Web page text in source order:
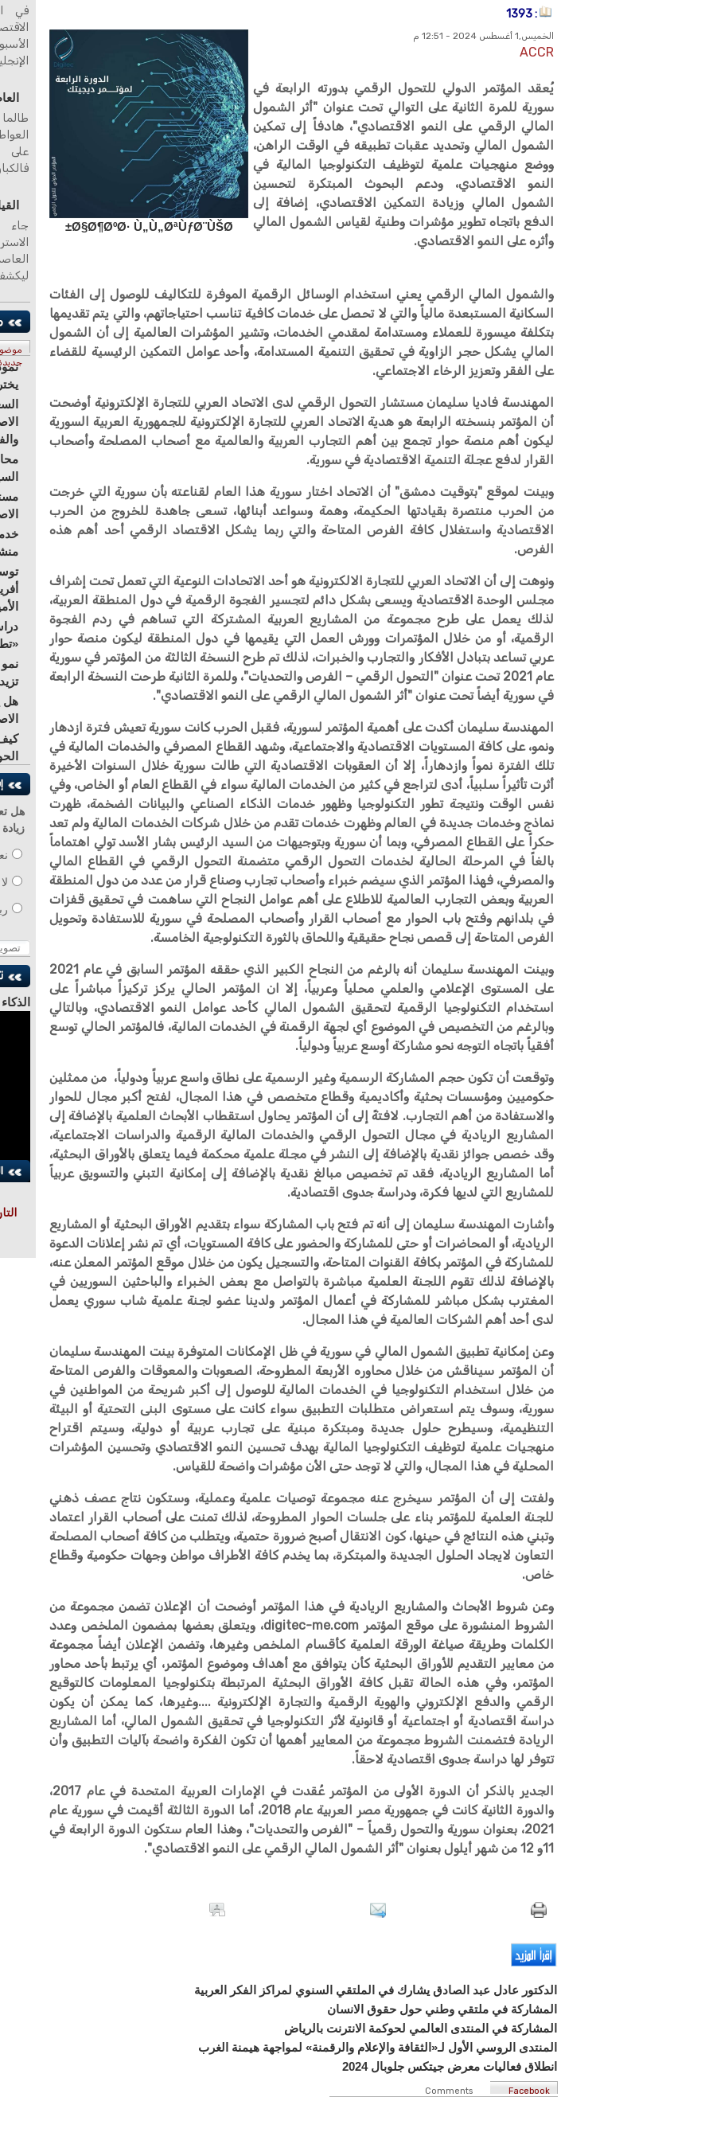
: 1393
الخميس,1 أغسطس 2024 - 12:51 م
ACCR
يُعقد المؤتمر الدولي للتحول الرقمي بدورته الرابعة في
سورية للمرة الثانية على التوالي تحت عنوان "أثر الشمول
المالي الرقمي على النمو الاقتصادي"، هادفاً إلى تمكين
الشمول المالي وتحديد عقبات تطبيقه في الوقت الراهن،
ووضع منهجيات علمية لتوظيف التكنولوجيا المالية في
النمو الاقتصادي، ودعم البحوث المبتكرة لتحسين
الشمول المالي وزيادة التمكين الاقتصادي، إضافة إلى
الدفع باتجاه تطوير مؤشرات وطنية لقياس الشمول المالي
وأثره على النمو الاقتصادي.
Ø§Ø¶ØºØ· Ù„Ù„ØªÙƒØ¨ÙŠØ±
والشمول المالي الرقمي يعني استخدام الوسائل الرقمية الموفرة للتكاليف للوصول إلى الفئات
السكانية المستبعدة مالياً والتي لا تحصل على خدمات كافية تناسب احتياجاتهم، والتي يتم تقديمها
بتكلفة ميسورة للعملاء ومستدامة لمقدمي الخدمات، وتشير المؤشرات العالمية إلى أن الشمول
المالي يشكل حجر الزاوية في تحقيق التنمية المستدامة، وأحد عوامل التمكين الرئيسية للقضاء
على الفقر وتعزيز الرخاء الاجتماعي.
المهندسة فاديا سليمان مستشار التحول الرقمي لدى الاتحاد العربي للتجارة الإلكترونية أوضحت
أن المؤتمر بنسخته الرابعة هو هدية الاتحاد العربي للتجارة الإلكترونية للجمهورية العربية السورية
ليكون أهم منصة حوار تجمع بين أهم التجارب العربية والعالمية مع أصحاب المصلحة وأصحاب
القرار لدفع عجلة التنمية الاقتصادية في سورية.
وبينت لموقع "بتوقيت دمشق" أن الاتحاد اختار سورية هذا العام لقناعته بأن سورية التي خرجت
من الحرب منتصرة بقيادتها الحكيمة، وهمة وسواعد أبنائها، تسعى جاهدة للخروج من الحرب
الاقتصادية واستغلال كافة الفرص المتاحة والتي ربما يشكل الاقتصاد الرقمي أحد أهم هذه
الفرص.
ونوهت إلى أن الاتحاد العربي للتجارة الالكترونية هو أحد الاتحادات النوعية التي تعمل تحت إشراف
مجلس الوحدة الاقتصادية ويسعى بشكل دائم لتجسير الفجوة الرقمية في دول المنطقة العربية،
لذلك يعمل على طرح مجموعة من المشاريع العربية المشتركة التي تساهم في ردم الفجوة
الرقمية، أو من خلال المؤتمرات وورش العمل التي يقيمها في دول المنطقة ليكون منصة حوار
عربي تساعد بتبادل الأفكار والتجارب والخبرات، لذلك تم طرح النسخة الثالثة من المؤتمر في سورية
عام 2021 تحت عنوان "التحول الرقمي – الفرص والتحديات"، وللمرة الثانية طرحت النسخة الرابعة
في سورية أيضاً تحت عنوان "أثر الشمول المالي الرقمي على النمو الاقتصادي".
المهندسة سليمان أكدت على أهمية المؤتمر لسورية، فقبل الحرب كانت سورية تعيش فترة ازدهار
ونمو، على كافة المستويات الاقتصادية والاجتماعية، وشهد القطاع المصرفي والخدمات المالية في
تلك الفترة نمواً وازدهاراً، إلا أن العقوبات الاقتصادية التي طالت سورية خلال السنوات الأخيرة
أثرت تأثيراً سلبياً، أدى لتراجع في كثير من الخدمات المالية سواء في القطاع العام أو الخاص، وفي
نفس الوقت ونتيجة تطور التكنولوجيا وظهور خدمات الذكاء الصناعي والبيانات الضخمة، ظهرت
نماذج وخدمات جديدة في العالم وظهرت خدمات تقدم من خلال شركات الخدمات المالية ولم تعد
حكراً على القطاع المصرفي، وبما أن سورية وبتوجيهات من السيد الرئيس بشار الأسد تولي اهتماماً
بالغاً في المرحلة الحالية لخدمات التحول الرقمي متضمنة التحول الرقمي في القطاع المالي
والمصرفي، فهذا المؤتمر الذي سيضم خبراء وأصحاب تجارب وصناع قرار من عدد من دول المنطقة
العربية وبعض التجارب العالمية للاطلاع على أهم عوامل النجاح التي ساهمت في تحقيق قفزات
في بلدانهم وفتح باب الحوار مع أصحاب القرار وأصحاب المصلحة في سورية للاستفادة وتحويل
الفرص المتاحة إلى قصص نجاح حقيقية واللحاق بالثورة التكنولوجية الخامسة.
وبينت المهندسة سليمان أنه بالرغم من النجاح الكبير الذي حققه المؤتمر السابق في عام 2021
على المستوى الإعلامي والعلمي محلياً وعربياً، إلا ان المؤتمر الحالي يركز تركيزاً مباشراً على
استخدام التكنولوجيا الرقمية لتحقيق الشمول المالي كأحد عوامل النمو الاقتصادي، وبالتالي
وبالرغم من التخصيص في الموضوع أي لجهة الرقمنة في الخدمات المالية، فالمؤتمر الحالي توسع
أفقياً باتجاه التوجه نحو مشاركة أوسع عربياً ودولياً.
وتوقعت أن تكون حجم المشاركة الرسمية وغير الرسمية على نطاق واسع عربياً ودولياً، من ممثلين
حكوميين ومؤسسات بحثية وأكاديمية وقطاع متخصص في هذا المجال، لفتح أكبر مجال للحوار
والاستفادة من أهم التجارب. لافتةً إلى أن المؤتمر يحاول استقطاب الأبحاث العلمية بالإضافة إلى
المشاريع الريادية في مجال التحول الرقمي والخدمات المالية الرقمية والدراسات الاجتماعية،
وقد خصص جوائز نقدية بالإضافة إلى النشر في مجلة علمية محكمة فيما يتعلق بالأوراق البحثية،
أما المشاريع الريادية، فقد تم تخصيص مبالغ نقدية بالإضافة إلى إمكانية التبني والتسويق عربياً
للمشاريع التي لديها فكرة، ودراسة جدوى اقتصادية.
وأشارت المهندسة سليمان إلى أنه تم فتح باب المشاركة سواء بتقديم الأوراق البحثية أو المشاريع
الريادية، أو المحاضرات أو حتى للمشاركة والحضور على كافة المستويات، أي تم نشر إعلانات الدعوة
للمشاركة في المؤتمر بكافة القنوات المتاحة، والتسجيل يكون من خلال موقع المؤتمر المعلن عنه،
بالإضافة لذلك تقوم اللجنة العلمية مباشرة بالتواصل مع بعض الخبراء والباحثين السوريين في
المغترب بشكل مباشر للمشاركة في أعمال المؤتمر ولدينا عضو لجنة علمية شاب سوري يعمل
لدى أحد أهم الشركات العالمية في هذا المجال.
وعن إمكانية تطبيق الشمول المالي في سورية في ظل الإمكانات المتوفرة بينت المهندسة سليمان
أن المؤتمر سيناقش من خلال محاوره الأربعة المطروحة، الصعوبات والمعوقات والفرص المتاحة
من خلال استخدام التكنولوجيا في الخدمات المالية للوصول إلى أكبر شريحة من المواطنين في
سورية، وسوف يتم استعراض متطلبات التطبيق سواء كانت على مستوى البنى التحتية أو البيئة
التنظيمية، وسيطرح حلول جديدة ومبتكرة مبنية على تجارب عربية أو دولية، وسيتم اقتراح
منهجيات علمية لتوظيف التكنولوجيا المالية بهدف تحسين النمو الاقتصادي وتحسين المؤشرات
المحلية في هذا المجال، والتي لا توجد حتى الأن مؤشرات واضحة للقياس.
ولفتت إلى أن المؤتمر سيخرج عنه مجموعة توصيات علمية وعملية، وستكون نتاج عصف ذهني
للجنة العلمية للمؤتمر بناء على جلسات الحوار المطروحة، لذلك تمنت على أصحاب القرار اعتماد
وتبني هذه النتائج في حينها، كون الانتقال أصبح ضرورة حتمية، ويتطلب من كافة أصحاب المصلحة
التعاون لايجاد الحلول الجديدة والمبتكرة، بما يخدم كافة الأطراف مواطن وجهات حكومية وقطاع
خاص.
وعن شروط الأبحاث والمشاريع الريادية في هذا المؤتمر أوضحت أن الإعلان تضمن مجموعة من
الشروط المنشورة على موقع المؤتمر digitec-me.com، ويتعلق بعضها بمضمون الملخص وعدد
الكلمات وطريقة صياغة الورقة العلمية كأقسام الملخص وغيرها، وتضمن الإعلان أيضاً مجموعة
من معايير التقديم للأوراق البحثية كأن يتوافق مع أهداف وموضوع المؤتمر، أي يرتبط بأحد محاور
المؤتمر، وفي هذه الحالة تقبل كافة الأوراق البحثية المرتبطة بتكنولوجيا المعلومات كالتوقيع
الرقمي والدفع الإلكتروني والهوية الرقمية والتجارة الإلكترونية ....وغيرها، كما يمكن أن يكون
دراسة اقتصادية أو اجتماعية أو قانونية لأثر التكنولوجيا في تحقيق الشمول المالي، أما المشاريع
الريادة فتضمنت الشروط مجموعة من المعايير أهمها أن تكون الفكرة واضحة بآليات التطبيق وأن
تتوفر لها دراسة جدوى اقتصادية لاحقاً.
الجدير بالذكر أن الدورة الأولى من المؤتمر عُقدت في الإمارات العربية المتحدة في عام 2017،
والدورة الثانية كانت في جمهورية مصر العربية عام 2018، أما الدورة الثالثة أقيمت في سورية عام
2021، بعنوان سورية والتحول رقمياً – "الفرص والتحديات"، وهذا العام ستكون الدورة الرابعة في
11و 12 من شهر أيلول بعنوان "أثر الشمول المالي الرقمي على النمو الاقتصادي".
الدكتور عادل عبد الصادق يشارك في الملتقي السنوي لمراكز الفكر العربية
المشاركة في ملتقي وطني حول حقوق الانسان
المشاركة في المنتدى العالمي لحوكمة الانترنت بالرياض
المنتدى الروسي الأول لـ«الثقافة والإعلام والرقمنة» لمواجهة هيمنة الغرب
انطلاق فعاليات معرض جيتكس جلوبال 2024
Facebook
Comments
في
على
جاء
هل
هل
لا